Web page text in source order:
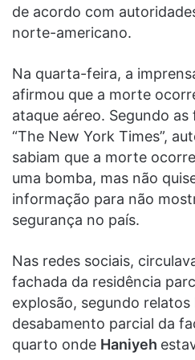
de acordo com
norte-americano.
Na quarta-feira, a
afirmou que a morte
ataque aéreo. Segundo
“The New York Times”,
sabiam que a morte
uma bomba, mas não
informação para não
segurança no país.
Nas redes sociais,
fachada da residência
explosão, segundo relatos
desabamento parcial da
quarto onde Haniyeh